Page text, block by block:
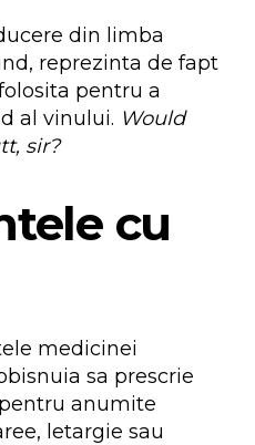
din limba
reprezinta de fapt
pentru a
al vinului. Would
sir?
cu
medicinei
sa prescrie
anumite
letargie sau